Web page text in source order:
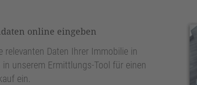
online eingeben
relevanten Daten Ihrer Immobilie in
unserem Ermittlungs-Tool für einen
ein.